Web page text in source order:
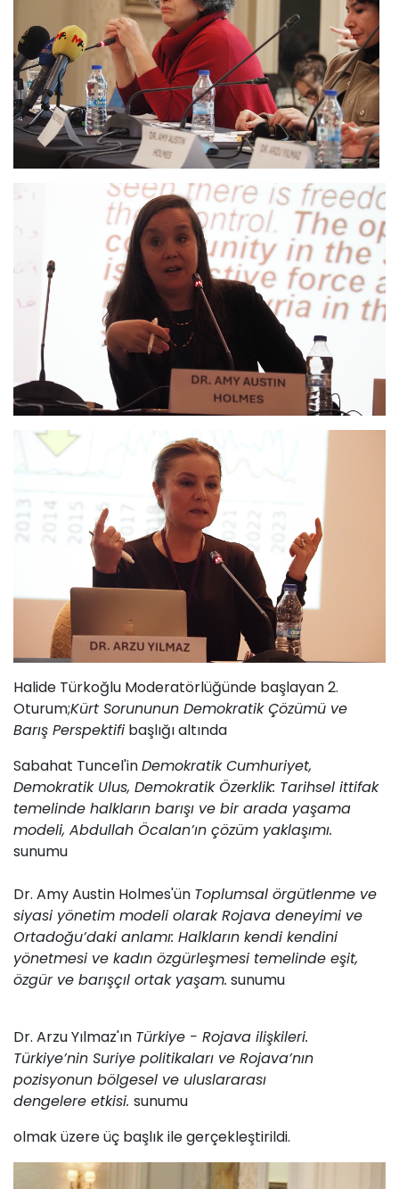
Halide Türkoğlu Moderatörlüğünde başlayan 2.
Oturum;Kürt Sorununun Demokratik Çözümü ve
Barış Perspektifi başlığı altında
Sabahat Tuncel'inDemokratik Cumhuriyet,
Demokratik Ulus, Demokratik Özerklik: Tarihsel ittifak
temelinde halkların barışı ve bir arada yaşama
modeli, Abdullah Öcalan’ın çözüm yaklaşımı.
sunumu
Dr. Amy Austin Holmes'ün Toplumsal örgütlenme ve
siyasi yönetim modeli olarak Rojava deneyimi ve
Ortadoğu’daki anlamı: Halkların kendi kendini
yönetmesi ve kadın özgürleşmesi temelinde eşit,
özgür ve barışçıl ortak yaşam. sunumu
Dr. Arzu Yılmaz'ın Türkiye - Rojava ilişkileri.
Türkiye’nin Suriye politikaları ve Rojava’nın
pozisyonun bölgesel ve uluslararası
dengelere etkisi. sunumu
olmak üzere üç başlık ile gerçekleştirildi.